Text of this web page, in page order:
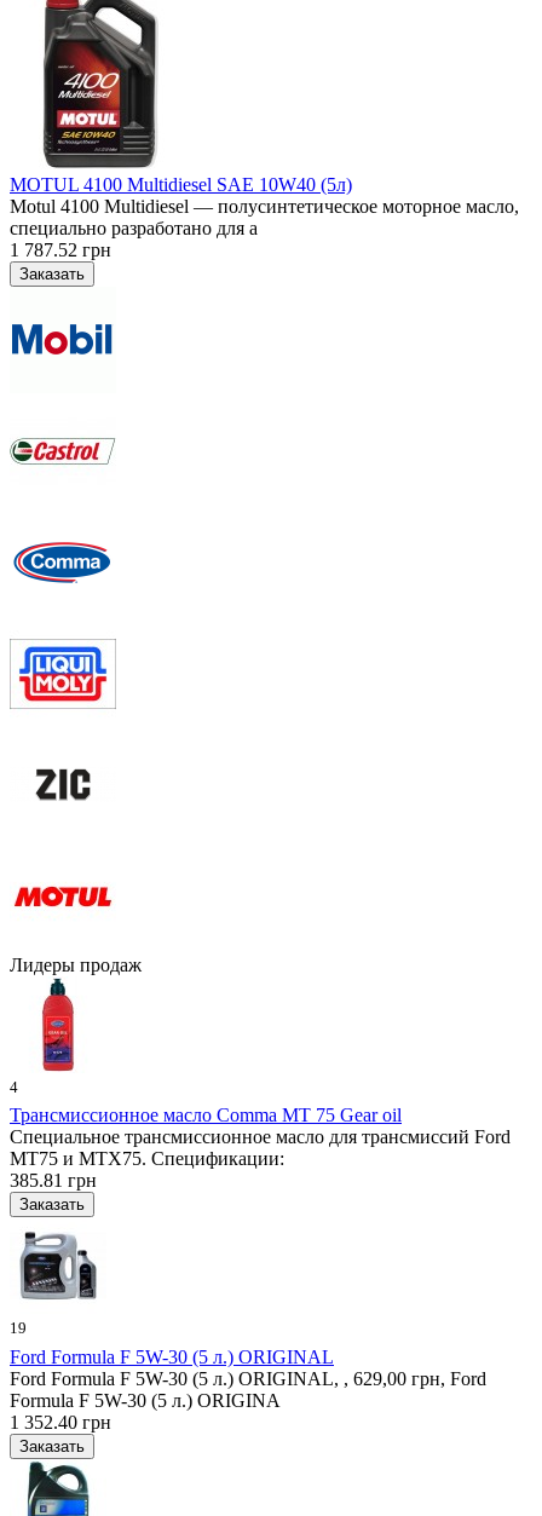
MOTUL 4100 Multidiesel SAE 10W40 (5л)
Motul 4100 Multidiesel — полусинтетическое моторное масло,
специально разработано для а
1 787.52 грн
Лидеры продаж
4
Трансмиссионное масло Comma MT 75 Gear oil
Специальное трансмиссионное масло для трансмиссий Ford
MT75 и MTX75. Спецификации:
385.81 грн
19
Ford Formula F 5W-30 (5 л.) ORIGINAL
Ford Formula F 5W-30 (5 л.) ORIGINAL, , 629,00 грн, Ford
Formula F 5W-30 (5 л.) ORIGINA
1 352.40 грн